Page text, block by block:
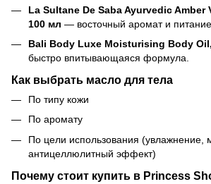
La Sultane De Saba Ayurvedic Amber
100 мл — восточный аромат и питание.
Bali Body Luxe Moisturising Body
быстро впитывающаяся формула.
Как выбрать масло для тела
По типу кожи
По аромату
По цели использования (увлажнение,
антицеллюлитный эффект)
Почему стоит купить в Princess